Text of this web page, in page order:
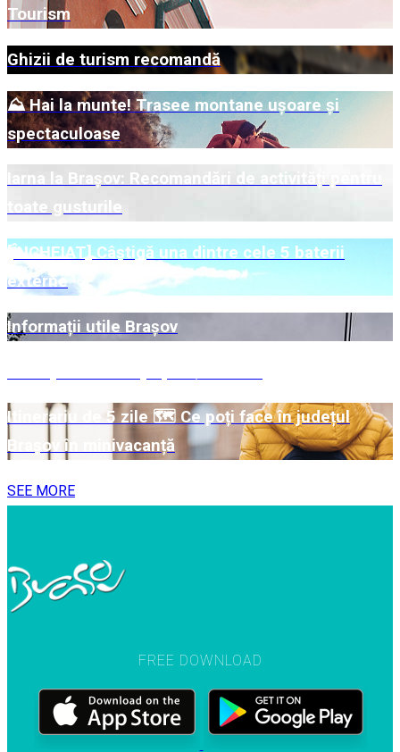
Tourism
Ghizii de turism recomandă
⛰️ Hai la munte! Trasee montane ușoare și
spectaculoase
Iarna la Brașov: Recomandări de activități pentru
toate gusturile
[ÎNCHEIAT] Câștigă una dintre cele 5 baterii
externe
Informații utile Brașov
Itinerariu de 5 zile 🗺 Ce poți face în județul
Brașov în minivacanță
SEE MORE
FREE DOWNLOAD